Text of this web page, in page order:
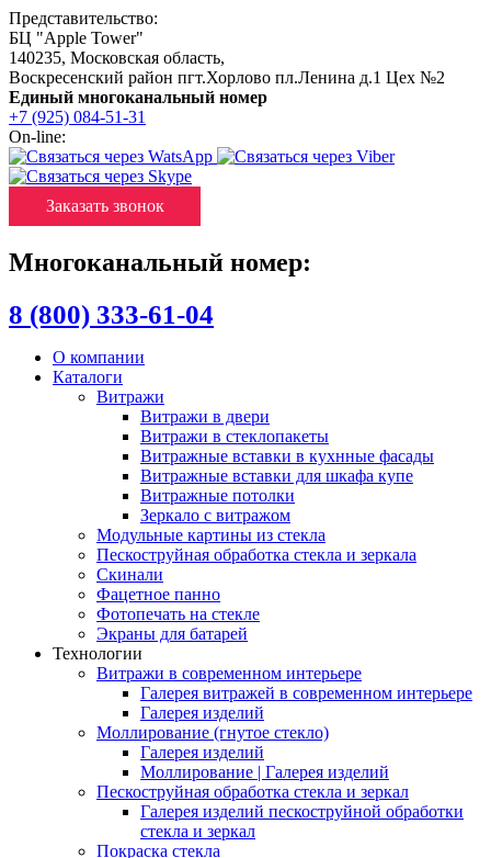
Представительство:
БЦ "Apple Tower"
140235, Московская область,
Воскресенский район пгт.Хорлово пл.Ленина д.1 Цех №2
Единый многоканальный номер
+7 (925) 084-51-31
On-line:
Заказать звонок
Многоканальный номер:
8 (800) 333-61-04
О компании
Каталоги
Витражи
Витражи в двери
Витражи в стеклопакеты
Витражные вставки в кухнные фасады
Витражные вставки для шкафа купе
Витражные потолки
Зеркало с витражом
Модульные картины из стекла
Пескоструйная обработка стекла и зеркала
Скинали
Фацетное панно
Фотопечать на стекле
Экраны для батарей
Технологии
Витражи в современном интерьере
Галерея витражей в современном интерьере
Галерея изделий
Моллирование (гнутое стекло)
Галерея изделий
Моллирование | Галерея изделий
Пескоструйная обработка стекла и зеркал
Галерея изделий пескоструйной обработки
стекла и зеркал
Покраска стекла